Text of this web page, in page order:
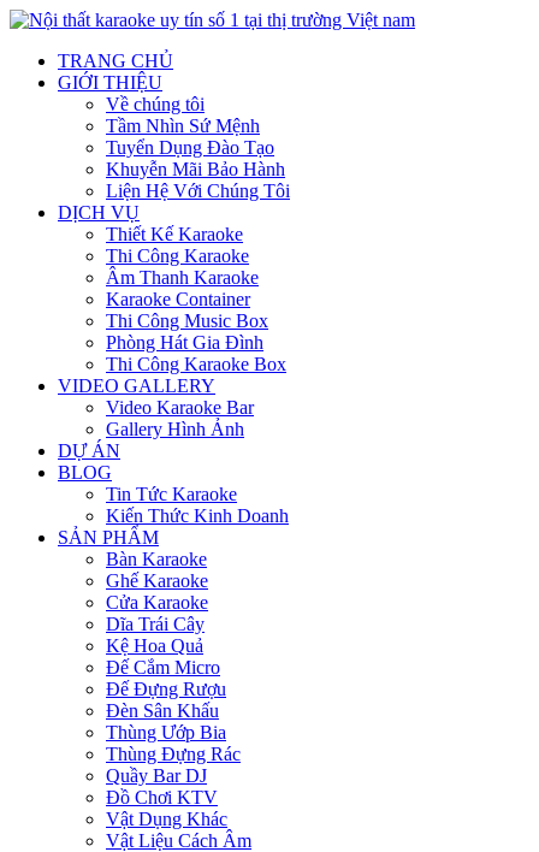
TRANG CHỦ
GIỚI THIỆU
Về chúng tôi
Tầm Nhìn Sứ Mệnh
Tuyển Dụng Đào Tạo
Khuyễn Mãi Bảo Hành
Liện Hệ Với Chúng Tôi
DỊCH VỤ
Thiết Kế Karaoke
Thi Công Karaoke
Âm Thanh Karaoke
Karaoke Container
Thi Công Music Box
Phòng Hát Gia Đình
Thi Công Karaoke Box
VIDEO GALLERY
Video Karaoke Bar
Gallery Hình Ảnh
DỰ ÁN
BLOG
Tin Tức Karaoke
Kiến Thức Kinh Doanh
SẢN PHẨM
Bàn Karaoke
Ghế Karaoke
Cửa Karaoke
Dĩa Trái Cây
Kệ Hoa Quả
Đế Cắm Micro
Đế Đựng Rượu
Đèn Sân Khấu
Thùng Ướp Bia
Thùng Đựng Rác
Quầy Bar DJ
Đồ Chơi KTV
Vật Dụng Khác
Vật Liệu Cách Âm